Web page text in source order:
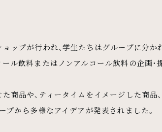
ップが行われ、学生たちはグループに分か
ル飲料またはノンアルコール飲料の企画・
商品や、ティータイムをイメージした商品
プから多様なアイデアが発表されました。